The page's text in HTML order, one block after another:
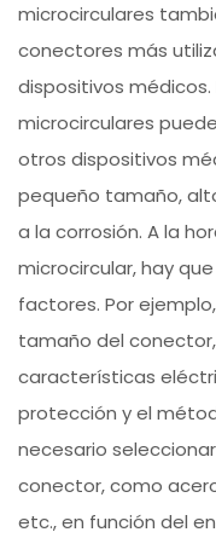
microcirculares
conectores más
dispositivos
microcirculares
otros dispositivos
pequeño tamaño,
a la corrosión. A la
microcircular, hay
factores. Por
tamaño del
características
protección y el
necesario
conector, como
etc., en función del